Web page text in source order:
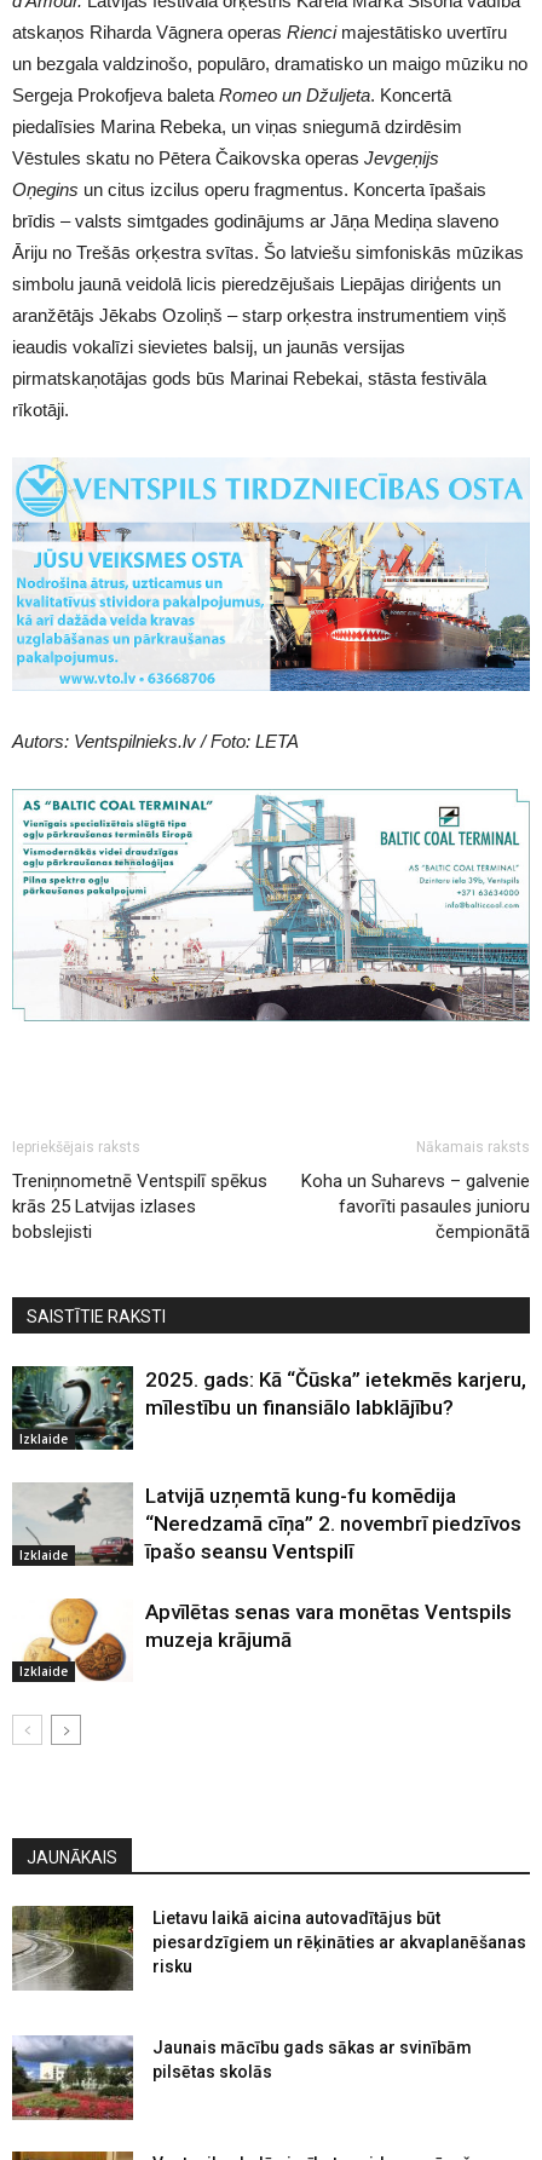
atskaņos Riharda Vāgnera operas Riencimajestātisko uvertīru
un bezgala valdzinošo, populāro, dramatisko un maigo mūziku no
Sergeja Prokofjeva baleta Romeo un Džuljeta. Koncertā
piedalīsies Marina Rebeka, un viņas sniegumā dzirdēsim
Vēstules skatu no Pētera Čaikovska operas Jevgeņijs
Oņegins un citus izcilus operu fragmentus. Koncerta īpašais
brīdis – valsts simtgades godinājums ar Jāņa Mediņa slaveno
Āriju no Trešās orķestra svītas. Šo latviešu simfoniskās mūzikas
simbolu jaunā veidolā licis pieredzējušais Liepājas diriģents un
aranžētājs Jēkabs Ozoliņš – starp orķestra instrumentiem viņš
ieaudis vokalīzi sievietes balsij, un jaunās versijas
pirmatskaņotājas gods būs Marinai Rebekai, stāsta festivāla
rīkotāji.
Autors: Ventspilnieks.lv / Foto: LETA
Iepriekšējais raksts
Treniņnometnē Ventspilī spēkus
krās 25 Latvijas izlases
bobslejisti
Nākamais raksts
Koha un Suharevs – galvenie
favorīti pasaules junioru
čempionātā
SAISTĪTIE RAKSTI
Izklaide
2025. gads: Kā “Čūska” ietekmēs karjeru,
mīlestību un finansiālo labklājību?
Izklaide
Latvijā uzņemtā kung-fu komēdija
“Neredzamā cīņa” 2. novembrī piedzīvos
īpašo seansu Ventspilī
Izklaide
Apvīlētas senas vara monētas Ventspils
muzeja krājumā
JAUNĀKAIS
Lietavu laikā aicina autovadītājus būt
piesardzīgiem un rēķināties ar akvaplanēšanas
risku
Jaunais mācību gads sākas ar svinībām
pilsētas skolās